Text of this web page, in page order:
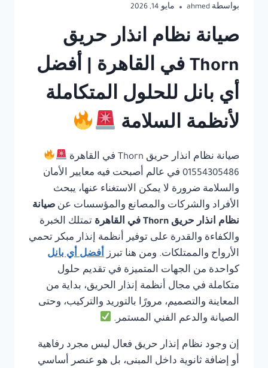
بواسطة ahmed مايو 14, 2026
صيانة نظام انذار حريق
Thorn في القاهرة | أفضل
أي بانل للحلول المتكاملة
لأنظمة السلامة
صيانة نظام انذار حريق Thorn في القاهرة
01554305486 في عالم أصبحت فيه معايير الأمان
والسلامة ضرورة لا يمكن الاستغناء عنها، يبحث
الأفراد والشركات والمصانع والمؤسسات عن صيانة
نظام انذار حريق Thorn في القاهرة
تمتلك الخبرة
والكفاءة والقدرة على توفير أنظمة إنذار مبكر تحمي
الأرواح والممتلكات. ومن هنا تبرز أفضل أي بانل
كواحدة من الجهات المتميزة في تقديم حلول
متكاملة في مجال أنظمة إنذار الحريق، بداية من
المعاينة والتصميم، مرورًا بالتوريد والتركيب، وحتى
الصيانة والدعم الفني المستمر.
إن وجود نظام إنذار حريق فعال ليس مجرد رفاهية
أو إضافة ثانوية داخل المبنى، بل هو عنصر أساسي